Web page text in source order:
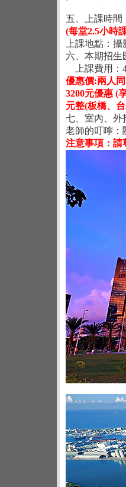
五、上課時間
(每堂2.5小時
上課地點：
六、本期招生
上課費用：
優惠價:兩人
3200元優惠 (
元整(板橋、
七、室內、外
老師的叮嚀：
注意事項：請